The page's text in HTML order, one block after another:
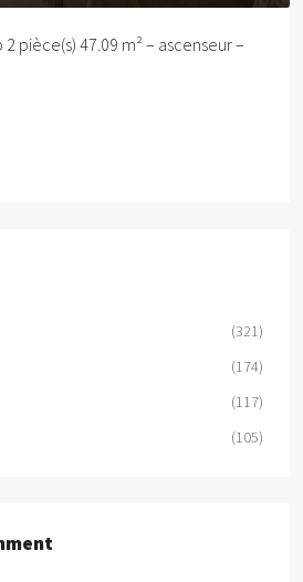
pièce(s) 47.09 m² – ascenseur –
(321)
(174)
(117)
(105)